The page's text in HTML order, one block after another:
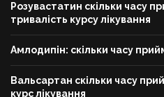
Розувастатин скільки часу
тривалість курсу лікування
Амлодипін: скільки часу
Вальсартан скільки часу
курс лікування